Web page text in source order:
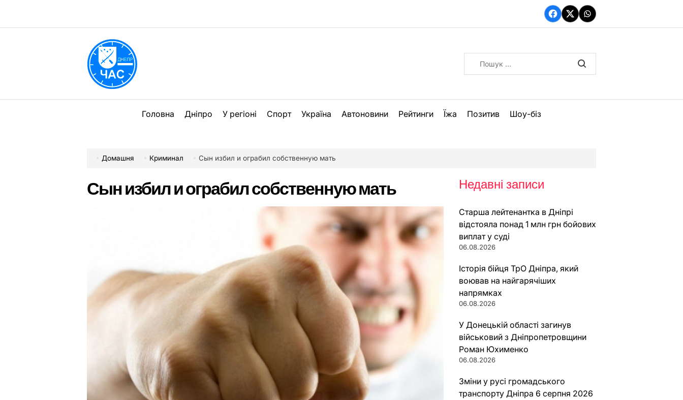
вмісту
Facebook
TwitterWhatsApp
Головна Дніпро У регіоні Спорт Україна Автоновини Рейтинги Їжа Позитив Шоу-біз
Домашня Криминал Сын избил и ограбил собственную мать
Сын избил и ограбил собственную мать Недавні записи
Старша лейтенантка в Дніпрі
відстояла понад 1 млн грн бойових
виплат у суді
06.08.2026
Історія бійця ТрО Дніпра, який
воював на найгарячіших
напрямках
06.08.2026
У Донецькій області загинув
військовий з Дніпропетровщини
Роман Юхименко
06.08.2026
Зміни у русі громадського
транспорту Дніпра 6 серпня 2026